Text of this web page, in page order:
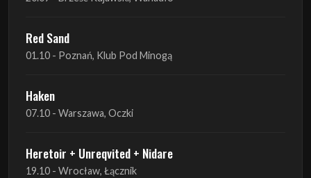
Red Sand
01.10 - Poznań, Klub Pod Minogą
Haken
07.10 - Warszawa, Oczki
Heretoir + Unreqvited + Nidare
19.10 - Wrocław, Łącznik